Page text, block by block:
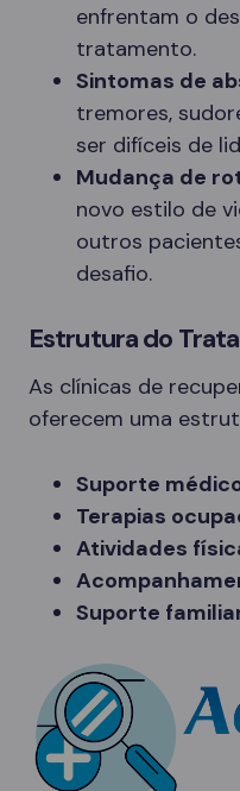
enfrentam o
tratamento.
Sintomas de
tremores,
ser difíceis de
Mudança de
novo estilo de
outros
desafio.
Estrutura do
As clínicas de
oferecem uma
Suporte
Terapias
Atividades
Suporte